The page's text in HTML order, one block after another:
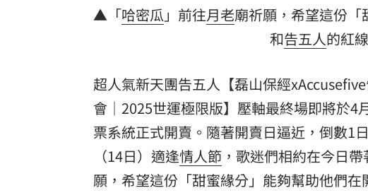
LIVE三立+24小時直播 15:27
18:00
商場戰國來臨 台中「頂奢大道」逐漸成形 12:00
台彩父親節推新刮刮樂千萬頭獎超「爸」氣 12:00
「拍片人的多重宇宙」職涯論壇9/12登場！ 10:30
8國球員齊聚高雄 Formosa 7s掀足球熱潮 10:00
▲「哈密瓜 」前往月老廟祈願，希望這份
和告五人的紅
超人氣新天團告五人【磊山保經
會｜2025世運極限版】壓軸最終場即將於4
票系統正式開賣。隨著開賣日逼近，倒數1
（14日）適逢情人節 ，歌迷們相約在今日
願，希望這份「甜蜜緣分」能夠幫助他們